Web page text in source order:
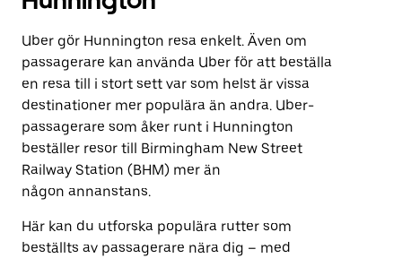
ett
Tryck
på
ESC-
knappen
för
att
stänga
kalendern.
Uber gör Hunnington resa enkelt. Även om
passagerare kan använda Uber för att beställa
en resa till i stort sett var som helst är vissa
destinationer mer populära än andra. Uber-
passagerare som åker runt i Hunnington
beställer resor till Birmingham New Street
Railway Station (BHM) mer än
någon annanstans.
Här kan du utforska populära rutter som
beställts av passagerare nära dig – med